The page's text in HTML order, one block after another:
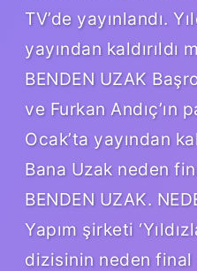
TV’de yayınlandı.
yayından kaldırıldı
BENDEN UZAK
ve Furkan Andıç’ın
Ocak’ta yayından
Bana Uzak neden
BENDEN UZAK.
Yapım şirketi
dizisinin neden final